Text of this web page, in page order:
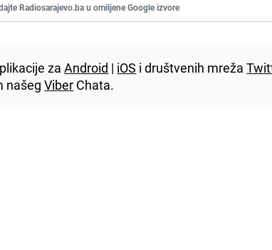
Radiosarajevo.ba u omiljene Google izvore
zaAndroid | iOS i društvenih mreža
našegViber Chata.